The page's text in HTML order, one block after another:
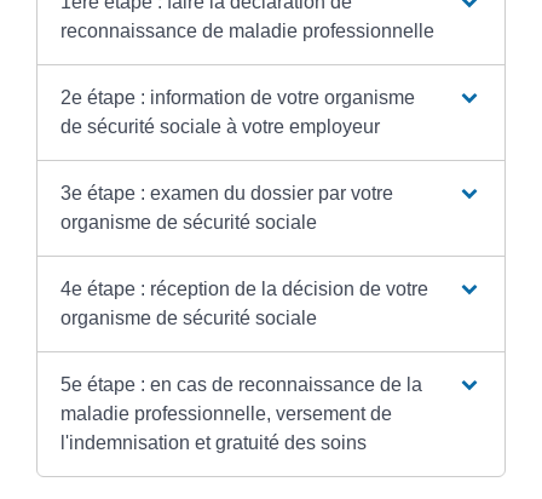
reconnaissance de maladie professionnelle
2e étape : information de votre organisme
de sécurité sociale à votre employeur
3e étape : examen du dossier par votre
organisme de sécurité sociale
4e étape : réception de la décision de votre
organisme de sécurité sociale
5e étape : en cas de reconnaissance de la
maladie professionnelle, versement de
l'indemnisation et gratuité des soins